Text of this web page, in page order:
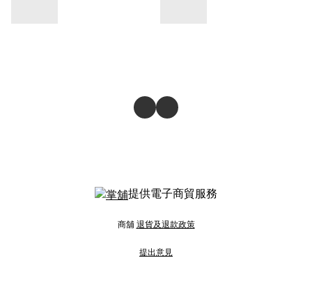
提供電子商貿服務
商舖 退貨及退款政策
提出意見